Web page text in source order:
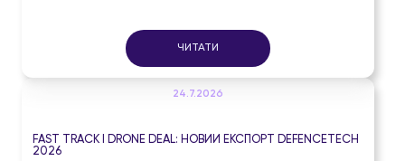
ЧИТАТИ
24.7.2026
FAST TRACK І DRONE DEAL: НОВИЙ ЕКСПОРТ DEFENCETECH
2026